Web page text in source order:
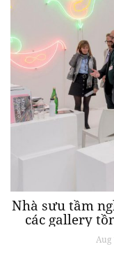
Nhà sưu tầm
các gallery
Aug